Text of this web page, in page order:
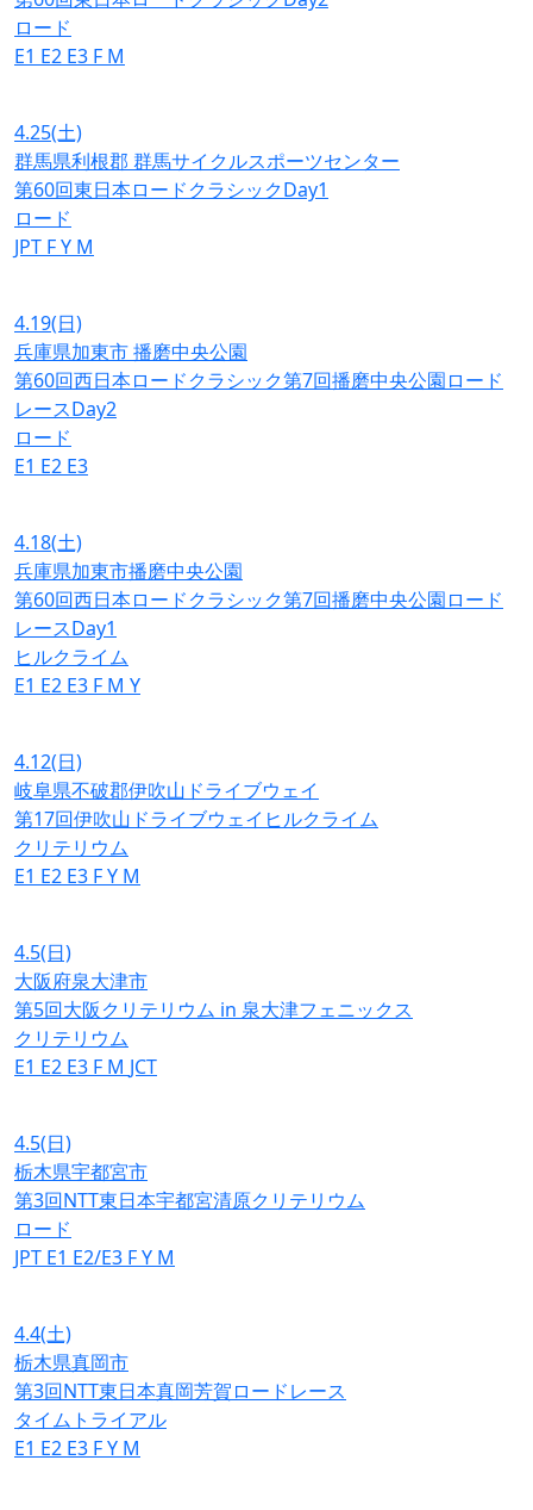
ロード
E1 E2 E3 F M
4.25(土)
群馬県利根郡 群馬サイクルスポーツセンター
第60回東日本ロードクラシックDay1
ロード
JPT FY M
4.19(日)
兵庫県加東市 播磨中央公園
第60回西日本ロードクラシック第7回播磨中央公園ロード
レースDay2
ロード
E1 E2 E3
4.18(土)
兵庫県加東市播磨中央公園
第60回西日本ロードクラシック第7回播磨中央公園ロード
レースDay1
ヒルクライム
E1 E2 E3 F M Y
4.12(日)
岐阜県不破郡伊吹山ドライブウェイ
第17回伊吹山ドライブウェイヒルクライム
クリテリウム
E1 E2 E3 FY M
4.5(日)
大阪府泉大津市
第5回大阪クリテリウム in 泉大津フェニックス
クリテリウム
E1 E2 E3 F M JCT
4.5(日)
栃木県宇都宮市
第3回NTT東日本宇都宮清原クリテリウム
ロード
JPT E1 E2/E3 FY M
4.4(土)
栃木県真岡市
第3回NTT東日本真岡芳賀ロードレース
タイムトライアル
E1 E2 E3 FY M